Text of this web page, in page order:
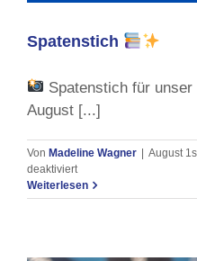
Spatenstich
Spatenstich für
August [...]
Von Madeline Wagner | August
deaktiviertfür
Spatenstich
Weiterlesen